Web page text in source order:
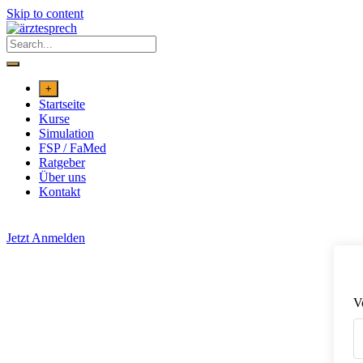
Skip to content
+
Startseite
Kurse
Simulation
FSP / FaMed
Ratgeber
Über uns
Kontakt
Jetzt Anmelden